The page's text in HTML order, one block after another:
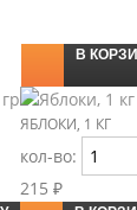
В
ЯБЛОКИ, 1 КГ
кол-во:
215 ₽